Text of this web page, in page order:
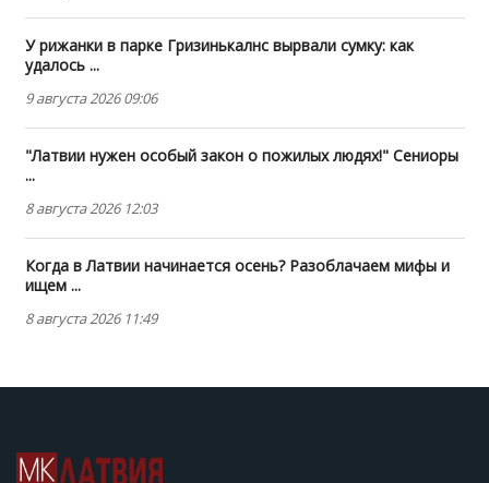
У рижанки в парке Гризинькалнс вырвали сумку: как
удалось ...
9 августа 2026 09:06
"Латвии нужен особый закон о пожилых людях!" Сениоры
...
8 августа 2026 12:03
Когда в Латвии начинается осень? Разоблачаем мифы и
ищем ...
8 августа 2026 11:49